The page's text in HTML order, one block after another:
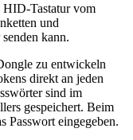
Tastatur vom
und
kann.
zu entwickeln
direkt an jeden
sind im
gespeichert. Beim
Passwort eingegeben.